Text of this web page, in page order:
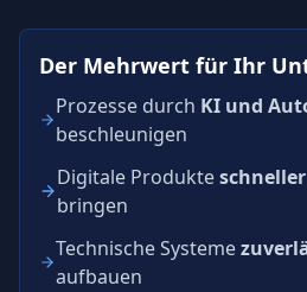
Der Mehrwert für Ihr
Prozesse durch KI und
beschleunigen
Digitale Produkteschneller
bringen
Technische Systeme
aufbauen